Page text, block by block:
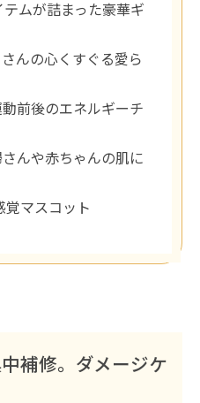
テムが詰まった豪華ギ
んの心くすぐる愛ら
前後のエネルギーチ
んや赤ちゃんの肌に
覚マスコット
補修。ダメージケ